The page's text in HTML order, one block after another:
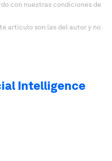
con nuestras condiciones de
artículo son las del autor y no
Intelligence